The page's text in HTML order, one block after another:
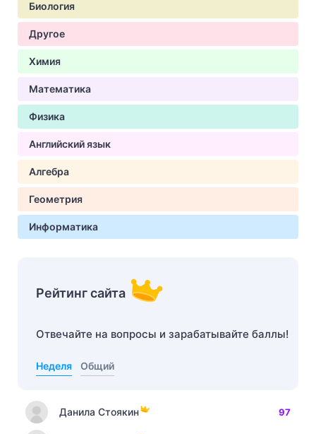
Биология
Другое
Химия
Математика
Физика
Английский язык
Алгебра
Геометрия
Информатика
Рейтинг сайта
Отвечайте на вопросы и зарабатывайте баллы!
Неделя Общий
Данила Стоякин 97